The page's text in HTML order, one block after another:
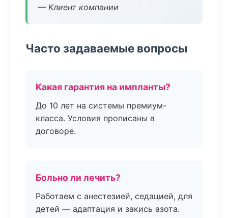
— Клиент компании
Часто задаваемые вопросы
Какая гарантия на импланты?
До 10 лет на системы премиум-
класса. Условия прописаны в
договоре.
Больно ли лечить?
Работаем с анестезией, седацией, для
детей — адаптация и закись азота.